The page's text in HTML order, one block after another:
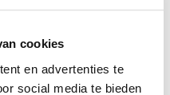
cookies
en advertenties te
social media te bieden
0,75 mm)
Grey (7021)
0,75 mm)